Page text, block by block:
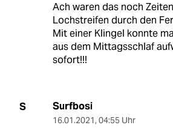
Ach waren das noch
Lochstreifen durch den
Mit einer Klingel konnte
aus dem Mittagsschlaf
sofort!!!
S Surfbosi
16.01.2021, 04:55 Uhr